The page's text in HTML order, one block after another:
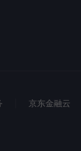
京东金融云